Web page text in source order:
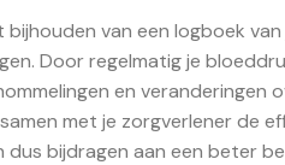
bijhouden van een logboek
Door regelmatig je
en veranderingen
met je zorgverlener de
dus bijdragen aan een beter